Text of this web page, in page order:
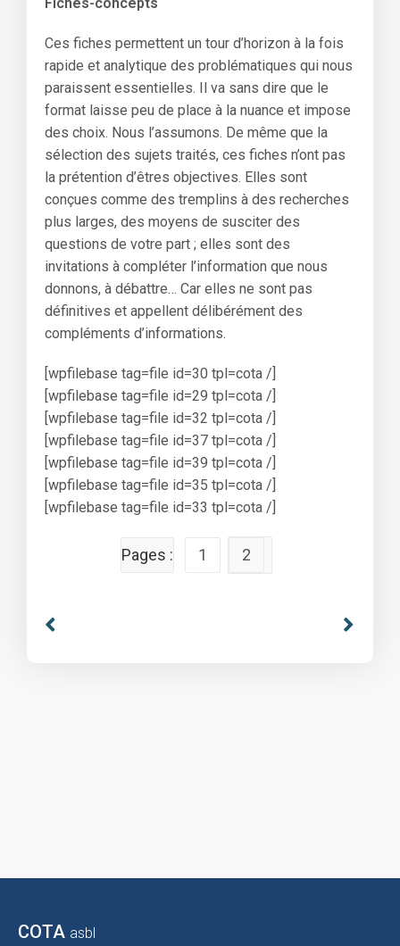
Ces fiches permettent un tour d’horizon à la fois
rapide et analytique des problématiques qui nous
paraissent essentielles. Il va sans dire que le
format laisse peu de place à la nuance et impose
des choix. Nous l’assumons. De même que la
sélection des sujets traités, ces fiches n’ont pas
la prétention d’êtres objectives. Elles sont
conçues comme des tremplins à des recherches
plus larges, des moyens de susciter des
questions de votre part ; elles sont des
invitations à compléter l’information que nous
donnons, à débattre… Car elles ne sont pas
définitives et appellent délibérément des
compléments d’informations.
[wpfilebase tag=file id=30 tpl=cota /]
[wpfilebase tag=file id=29 tpl=cota /]
[wpfilebase tag=file id=32 tpl=cota /]
[wpfilebase tag=file id=37 tpl=cota /]
[wpfilebase tag=file id=39 tpl=cota /]
[wpfilebase tag=file id=35 tpl=cota /]
[wpfilebase tag=file id=33 tpl=cota /]
Pages : 1 2
COTA asbl